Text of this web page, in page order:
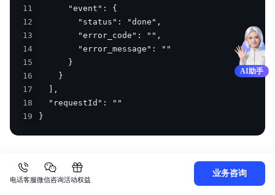
11
12
13
14
15
16
17
18
19
}
AI助手
电话客服微信咨询活动权益
业务咨询